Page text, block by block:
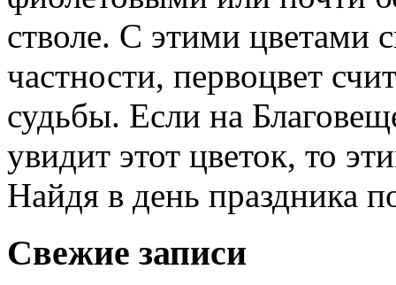
стволе. С этими цветами
частности, первоцвет
судьбы. Если на
увидит этот цветок, то
Найдя в день праздника
Свежие записи